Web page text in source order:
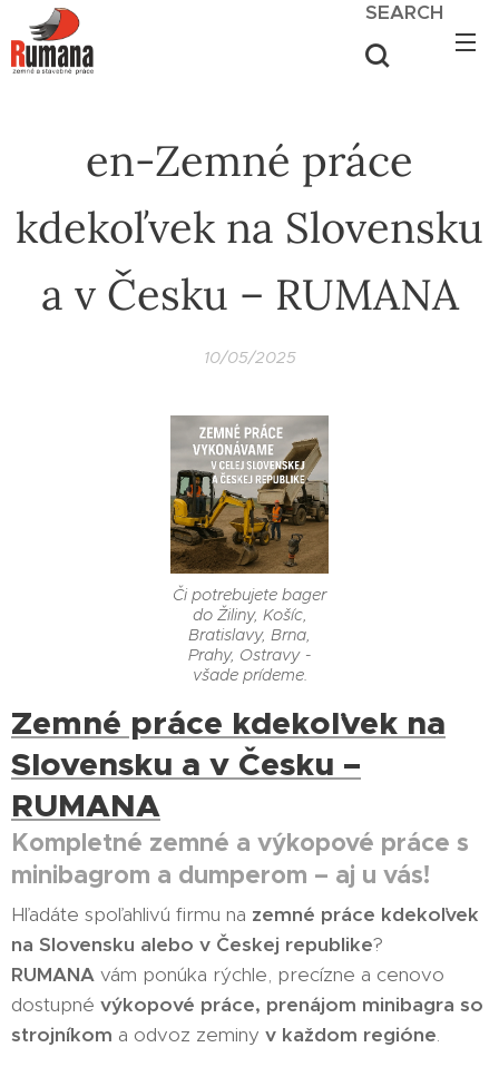
SEARCH
en-Zemné práce
kdekoľvek na Slovensku
a v Česku – RUMANA
10/05/2025
Či potrebujete bager
do Žiliny, Košíc,
Bratislavy, Brna,
Prahy, Ostravy -
všade prídeme.
Zemné práce kdekoľvek na
Slovensku a v Česku –
RUMANA
Kompletné zemné a výkopové práce s
minibagrom a dumperom – aj u vás!
Hľadáte spoľahlivú firmu na zemné práce kdekoľvek
na Slovensku alebo v Českej republike?
RUMANA vám ponúka rýchle, precízne a cenovo
dostupné výkopové práce, prenájom minibagra so
strojníkom a odvoz zeminy v každom regióne.